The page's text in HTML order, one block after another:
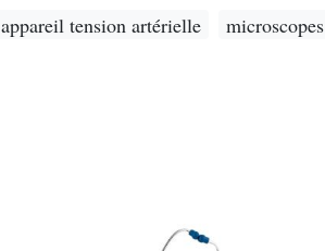
appareil tension artérielle microscopes